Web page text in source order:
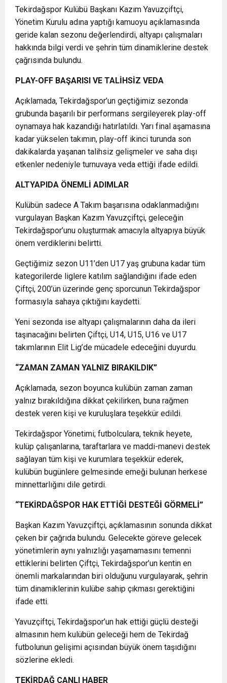
Tekirdağspor Kulübü Başkanı Kazım Yavuzçiftçi,
Yönetim Kurulu adına yaptığı kamuoyu açıklamasında
geride kalan sezonu değerlendirdi, altyapı çalışmaları
hakkında bilgi verdi ve şehrin tüm dinamiklerine destek
çağrısında bulundu.
PLAY-OFF BAŞARISI VE TALİHSİZ VEDA
Açıklamada, Tekirdağspor’un geçtiğimiz sezonda
grubunda başarılı bir performans sergileyerek play-off
oynamaya hak kazandığı hatırlatıldı. Yarı final aşamasına
kadar yükselen takımın, play-off ikinci turunda son
dakikalarda yaşanan talihsiz gelişmeler ve saha dışı
etkenler nedeniyle turnuvaya veda ettiği ifade edildi.
ALTYAPIDA ÖNEMLİ ADIMLAR
Kulübün sadece A Takım başarısına odaklanmadığını
vurgulayan Başkan Kazım Yavuzçiftçi, geleceğin
Tekirdağspor’unu oluşturmak amacıyla altyapıya büyük
önem verdiklerini belirtti.
Geçtiğimiz sezon U11’den U17 yaş grubuna kadar tüm
kategorilerde liglere katılım sağlandığını ifade eden
Çiftçi, 200’ün üzerinde genç sporcunun Tekirdağspor
formasıyla sahaya çıktığını kaydetti.
Yeni sezonda ise altyapı çalışmalarının daha da ileri
taşınacağını belirten Çiftçi, U14, U15, U16 ve U17
takımlarının Elit Lig’de mücadele edeceğini duyurdu.
“ZAMAN ZAMAN YALNIZ BIRAKILDIK”
Açıklamada, sezon boyunca kulübün zaman zaman
yalnız bırakıldığına dikkat çekilirken, buna rağmen
destek veren kişi ve kuruluşlara teşekkür edildi.
Tekirdağspor Yönetimi; futbolculara, teknik heyete,
kulüp çalışanlarına, taraftarlara ve maddi-manevi destek
sağlayan tüm kişi ve kurumlara teşekkür ederek,
kulübün bugünlere gelmesinde emeği bulunan herkese
minnettarlığını dile getirdi.
“TEKİRDAĞSPOR HAK ETTİĞİ DESTEĞİ GÖRMELİ”
Başkan Kazım Yavuzçiftçi, açıklamasının sonunda dikkat
çeken bir çağrıda bulundu. Gelecekte göreve gelecek
yönetimlerin aynı yalnızlığı yaşamamasını temenni
ettiklerini belirten Çiftçi, Tekirdağspor’un kentin en
önemli markalarından biri olduğunu vurgulayarak, şehrin
tüm dinamiklerinin kulübe sahip çıkması gerektiğini
ifade etti.
Yavuzçiftçi, Tekirdağspor’un hak ettiği güçlü desteği
almasının hem kulübün geleceği hem de Tekirdağ
futbolunun gelişimi açısından büyük önem taşıdığını
sözlerine ekledi.
TEKİRDAĞ CANLI HABER